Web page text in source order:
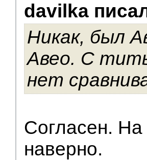
davilka
Никак, был
Авео. С
нет
Согласен. На
наверно.